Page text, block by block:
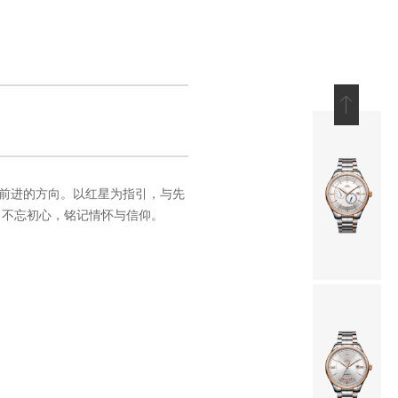
进的方向。以红星为指引，与先
忘初心，铭记情怀与信仰。